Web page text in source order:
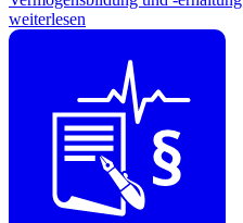
weiterlesen